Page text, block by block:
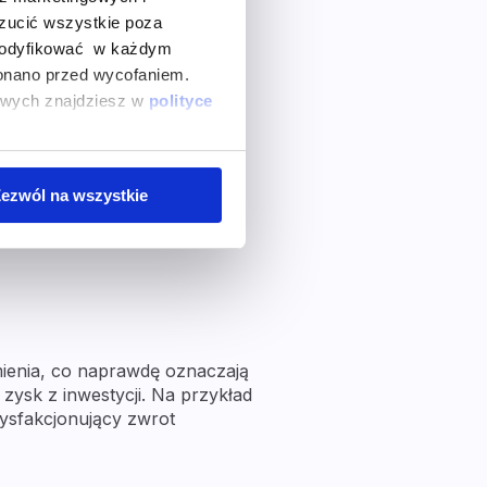
wszystkie poza
w każdym
przed wycofaniem.
znajdziesz w polityce
na wszystkie
Należy pamiętać
nie uwzględnimy, wynik
inwestycji, ale
czy dana inwestycja
finansowymi,
co naprawdę oznaczają
z inwestycji. Na przykład
zwrot